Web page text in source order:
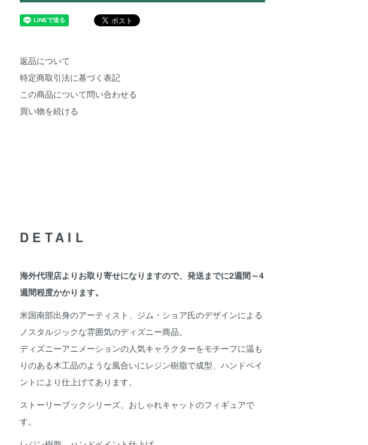
返品について
特定商取引法に基づく表記
この商品について問い合わせる
買い物を続ける
DETAIL
海外代理店よりお取り寄せになりますので、発送までに2週間～4
週間程度かかります。
米国南部出身のアーティスト、ジム・ショア氏のデザインによる
ノスタルジックな雰囲気のディズニー商品。
ディズニーアニメーションの人気キャラクターをモチーフに温も
りのある木工品のような風合いにレジン樹脂で成型、ハンドペイ
ントにより仕上げてあります。
ストーリーブックシリーズ、おしゃれキャットのフィギュアで
す。